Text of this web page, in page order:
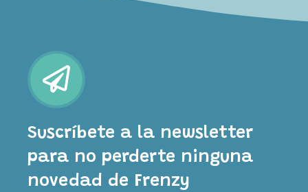
Suscríbete a la newsletter
para no perderte ninguna
novedad de Frenzy